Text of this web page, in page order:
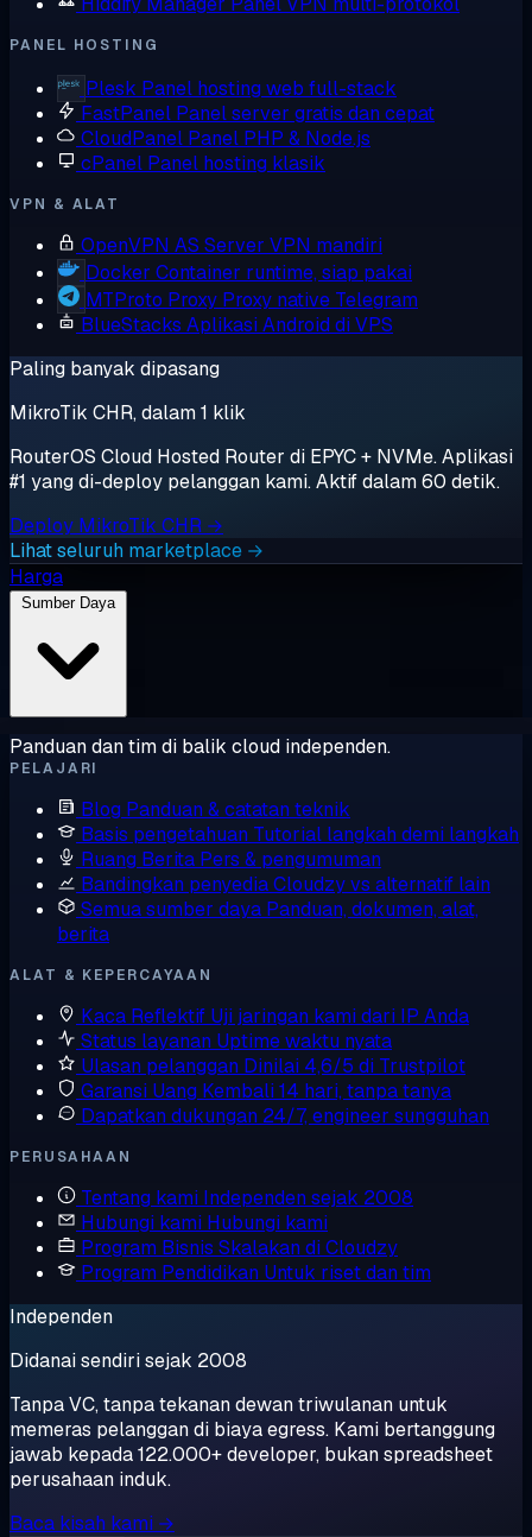
PANEL HOSTING
Plesk Panel hosting web full-stack
FastPanel Panel server gratis dan cepat
CloudPanel Panel PHP & Node.js
cPanel Panel hosting klasik
VPN & ALAT
OpenVPN AS Server VPN mandiri
Docker Container runtime, siap pakai
MTProto Proxy Proxy native Telegram
BlueStacks Aplikasi Android di VPS
Paling banyak dipasang
MikroTik CHR, dalam 1 klik
RouterOS Cloud Hosted Router di EPYC + NVMe. Aplikasi
#1 yang di-deploy pelanggan kami. Aktif dalam 60 detik.
Deploy MikroTik CHR →
Lihat seluruh marketplace →
Harga
Sumber Daya
Panduan dan tim di balik cloud independen.
PELAJARI
Blog Panduan & catatan teknik
Basis pengetahuan Tutorial langkah demi langkah
Ruang Berita Pers & pengumuman
Bandingkan penyediaCloudzy vs alternatif lain
Semua sumber daya Panduan, dokumen, alat,
berita
ALAT & KEPERCAYAAN
Kaca Reflektif Uji jaringan kami dari IP Anda
Status layanan Uptime waktu nyata
Ulasan pelanggan Dinilai 4,6/5 di Trustpilot
Garansi Uang Kembali 14 hari, tanpa tanya
Dapatkan dukungan 24/7, engineer sungguhan
PERUSAHAAN
Tentang kami Independen sejak 2008
Hubungi kami Hubungi kami
Program Bisnis Skalakan di Cloudzy
Program Pendidikan Untuk riset dan tim
Independen
Didanai sendiri sejak 2008
Tanpa VC, tanpa tekanan dewan triwulanan untuk
memeras pelanggan di biaya egress. Kami bertanggung
jawab kepada 122.000+ developer, bukan spreadsheet
perusahaan induk.
Baca kisah kami →